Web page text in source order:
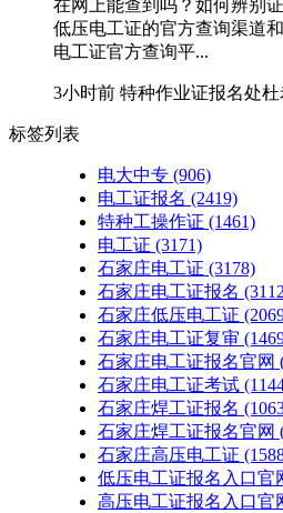
在网上能查到吗？如何辨别
低压电工证的官方查询渠道
电工证官方查询平...
3小时前 特种作业证报名处
标签列表
电大中专 (906)
电工证报名 (2419)
特种工操作证 (1461)
电工证 (3171)
石家庄电工证 (3178)
石家庄电工证报名
石家庄低压电工证
石家庄电工证复审
石家庄电工证报名官网
石家庄电工证考试
石家庄焊工证报名
石家庄焊工证报名官网
石家庄高压电工证
低压电工证报名入口官
高压电工证报名入口官